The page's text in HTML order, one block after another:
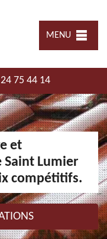
MENU
75 44 14
et
Saint Lumier
compétitifs.